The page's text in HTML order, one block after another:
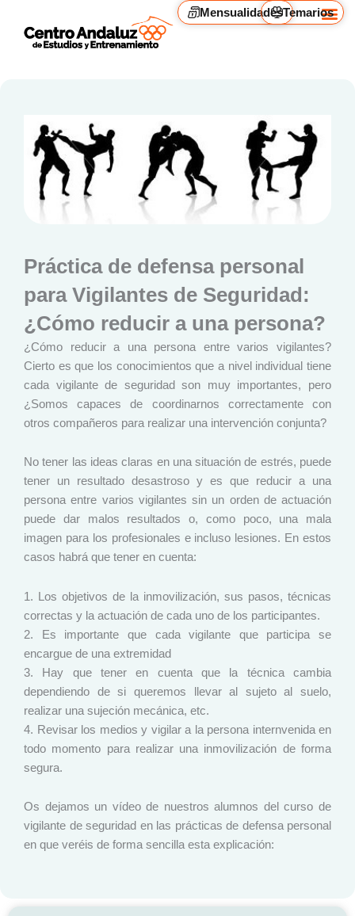
contenido
MensualidadesTemarios
Práctica de defensa personal
para Vigilantes de Seguridad:
¿Cómo reducir a una persona?
¿Cómo reducir a una persona entre varios vigilantes?
Cierto es que los conocimientos que a nivel individual tiene
cada vigilante de seguridad son muy importantes, pero
¿Somos capaces de coordinarnos correctamente con
otros compañeros para realizar una intervención conjunta?
No tener las ideas claras en una situación de estrés, puede
tener un resultado desastroso y es que reducir a una
persona entre varios vigilantes sin un orden de actuación
puede dar malos resultados o, como poco, una mala
imagen para los profesionales e incluso lesiones. En estos
casos habrá que tener en cuenta:
1. Los objetivos de la inmovilización, sus pasos, técnicas
correctas y la actuación de cada uno de los participantes.
2. Es importante que cada vigilante que participa se
encargue de una extremidad
3. Hay que tener en cuenta que la técnica cambia
dependiendo de si queremos llevar al sujeto al suelo,
realizar una sujeción mecánica, etc.
4. Revisar los medios y vigilar a la persona internvenida en
todo momento para realizar una inmovilización de forma
segura.
Os dejamos un vídeo de nuestros alumnos del curso de
vigilante de seguridad en las prácticas de defensa personal
en que veréis de forma sencilla esta explicación: